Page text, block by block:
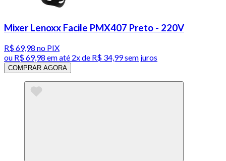
Mixer Lenoxx Facile PMX407 Preto - 220V
R$ 69,98 no PIX
ou R$ 69,98 em até 2x de R$ 34,99 sem juros
COMPRAR AGORA